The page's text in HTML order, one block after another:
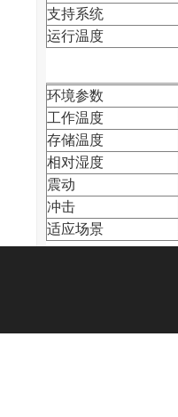
支持系统
运行温度
环境参数
工作温度
存储温度
相对湿度
震动
冲击
适应场景